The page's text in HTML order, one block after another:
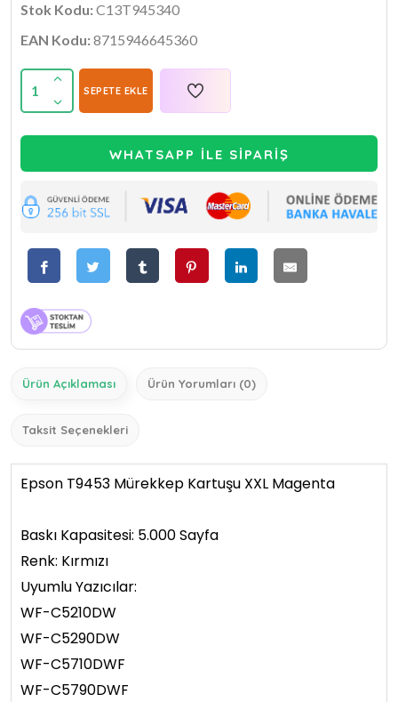
Stok Kodu:C13T945340
EAN Kodu:8715946645360
1 SEPETE EKLE
WHATSAPP İLE SİPARİŞ
Ürün Açıklaması Ürün Yorumları (0)
Taksit Seçenekleri
Epson T9453 Mürekkep Kartuşu XXL Magenta
Baskı Kapasitesi: 5.000 Sayfa
Renk: Kırmızı
Uyumlu Yazıcılar:
WF-C5210DW
WF-C5290DW
WF-C5710DWF
WF-C5790DWF